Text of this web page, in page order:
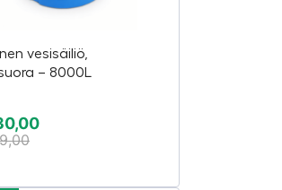
vesisäiliö,
– 8000L